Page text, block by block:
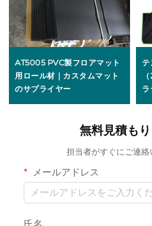
AT5005 PVC製フロアマット
用ロール材｜カスタムマット
のサプライヤー
テ
ラ
無料見積も
担当者がすぐにご連絡
メールアドレス
氏名